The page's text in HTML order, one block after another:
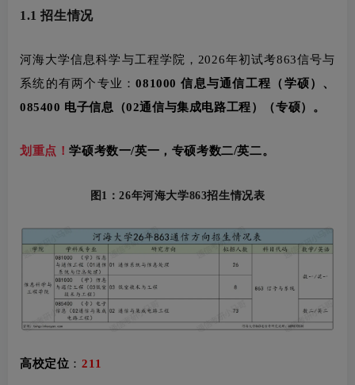
1.1 招生情况
河海大学信息科学与工程学院， 2026年初试考863信号与
系统的有两个专业：081000 信息与通信工程（学硕）、
085400 电子信息（02通信与集成电路工程）（专硕）。
划重点！学硕考数一/英一，专硕考数二/英二。
图1：26年河海大学863招生情况表
高校定位 ：211